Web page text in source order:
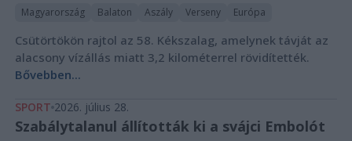
Magyarország Balaton Aszály Verseny Európa
Csütörtökön rajtol az 58. Kékszalag, amelynek távját az
alacsony vízállás miatt 3,2 kilométerrel rövidítették.
Bővebben...
SPORT 2026. július 28.
Szabálytalanul állították ki a svájci Embolót